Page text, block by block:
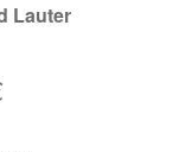
Lauter